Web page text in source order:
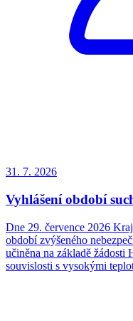
31. 7. 2026
Vyhlášení období
Dne 29. července 2026
období zvýšeného
učiněna na základě žádosti
souvislosti s vysokými